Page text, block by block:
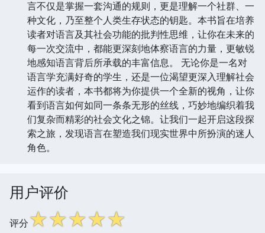
言不仅是掌握一套沟通的规则，更是理解一个社群、一
种文化，乃至整个人类生存状态的钥匙。本书旨在培养
读者对语言及其社会功能的批判性思维，让你在未来的
每一次交流中，都能更深刻地体察语言的力量，更敏锐
地感知语言背后所承载的丰富信息。 无论你是一名对
语言学充满好奇的学生，还是一位渴望更深入理解社会
运作的读者，本书都将为你提供一个全新的视角，让你
看到语言如何如同一条条无形的丝线，巧妙地编织着我
们复杂而精彩的社会文化之锦。让我们一起开启这段探
索之旅，发现语言在塑造我们现实世界中所扮演的迷人
角色。
用户评价
评分☆☆☆☆☆